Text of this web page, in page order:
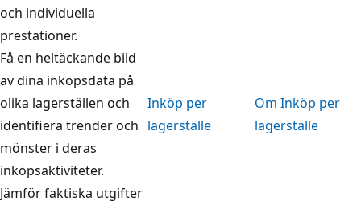
och individuella
prestationer.
Få en heltäckande bild
av dina inköpsdata på
olika lagerställen och
identifiera trender och
mönster i deras
inköpsaktiviteter.
Inköp per
lagerställe
Om Inköp per
lagerställe
Jämför faktiska utgifter